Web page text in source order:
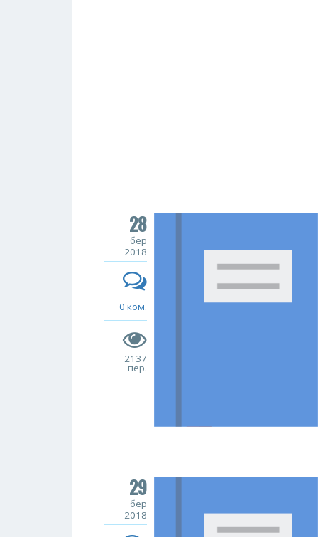
28
бер
2018
0 ком.
2137
пер.
29
бер
2018